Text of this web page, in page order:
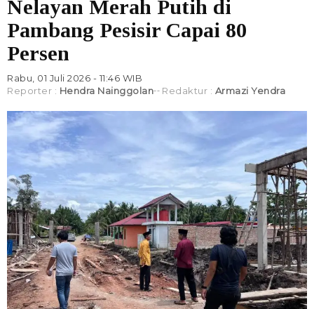
Nelayan Merah Putih di
Pambang Pesisir Capai 80
Persen
Rabu, 01 Juli 2026 - 11:46 WIB
Reporter : Hendra Nainggolan Redaktur : Armazi Yendra